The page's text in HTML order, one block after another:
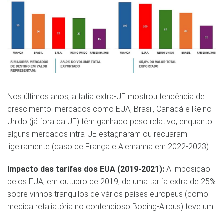
Nos últimos anos, a fatia extra-UE mostrou tendência de
crescimento: mercados como EUA, Brasil, Canadá e Reino
Unido (já fora da UE) têm ganhado peso relativo, enquanto
alguns mercados intra-UE estagnaram ou recuaram
ligeiramente (caso de França e Alemanha em 2022-2023)​.
Impacto das tarifas dos EUA (2019-2021): A imposição
pelos EUA, em outubro de 2019, de uma tarifa extra de 25%
sobre vinhos tranquilos de vários países europeus (como
medida retaliatória no contencioso Boeing-Airbus) teve um